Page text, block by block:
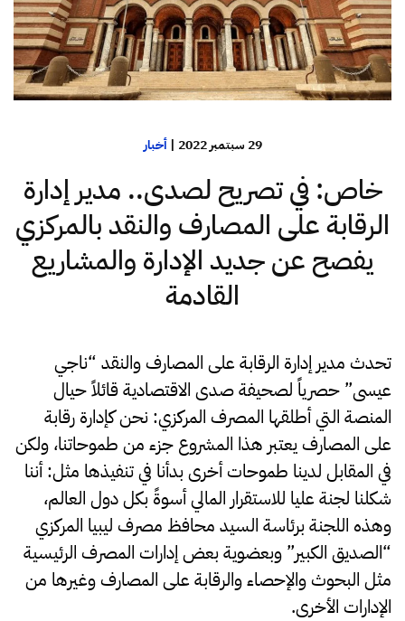
29 سبتمبر 2022 |أخبار
خاص: في تصريح لصدى.. مدير إدارة
الرقابة على المصارف والنقد بالمركزي
يفصح عن جديد الإدارة والمشاريع
القادمة
تحدث مدير إدارة الرقابة على المصارف والنقد “ناجي
عيسى” حصرياً لصحيفة صدى الاقتصادية قائلاً حيال
المنصة التي أطلقها المصرف المركزي: نحن كإدارة رقابة
على المصارف يعتبر هذا المشروع جزء من طموحاتنا، ولكن
في المقابل لدينا طموحات أخرى بدأنا في تنفيذها مثل: أننا
شكلنا لجنة عليا للاستقرار المالي أسوةً بكل دول العالم،
وهذه اللجنة برئاسة السيد محافظ مصرف ليبيا المركزي
“الصديق الكبير” وبعضوية بعض إدارات المصرف الرئيسية
مثل البحوث والإحصاء والرقابة على المصارف وغيرها من
الإدارات الأخرى.